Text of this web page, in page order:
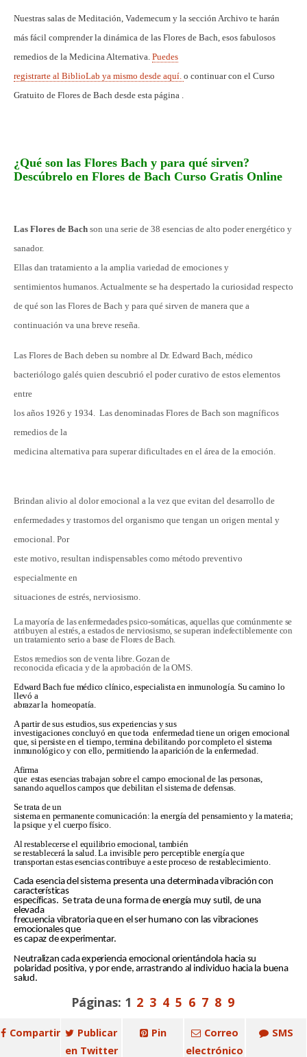
Nuestras salas de Meditación, Vademecum y la sección Archivo te harán
más fácil comprender la dinámica de las Flores de Bach, esos fabulosos
remedios de la Medicina Alternativa. Puedes
registrarte al BiblioLab ya mismo desde aquí. o continuar con el Curso
Gratuito de Flores de Bach desde esta página .
¿Qué son las Flores Bach y para qué sirven?
Descúbrelo en Flores de Bach Curso Gratis Online
Las Flores de Bach son una serie de 38 esencias de alto poder energético y
sanador.
Ellas dan tratamiento a la amplia variedad de emociones y
sentimientos humanos. Actualmente se ha despertado la curiosidad respecto
de qué son las Flores de Bach y para qué sirven de manera que a
continuación va una breve reseña.
Las Flores de Bach deben su nombre al Dr. Edward Bach, médico
bacteriólogo galés quien descubrió el poder curativo de estos elementos
entre
los años 1926 y 1934. Las denominadas Flores de Bach son magníficos
remedios de la
medicina alternativa para superar dificultades en el área de la emoción.
Brindan alivio al dolor emocional a la vez que evitan del desarrollo de
enfermedades y trastornos del organismo que tengan un origen mental y
emocional. Por
este motivo, resultan indispensables como método preventivo
especialmente en
situaciones de estrés, nerviosismo.
La mayoría de las enfermedades psico-somáticas, aquellas que comúnmente se
atribuyen al estrés, a estados de nerviosismo, se superan indefectiblemente con
un tratamiento serio a base de Flores de Bach.
Estos remedios son de venta libre. Gozan de
reconocida eficacia y de la aprobación de la OMS.
Edward Bach fue médico clínico, especialista en inmunología. Su camino lo
llevó a
abrazar la homeopatía.
A partir de sus estudios, sus experiencias y sus
investigaciones concluyó en que toda enfermedad tiene un origen emocional
que, si persiste en el tiempo, termina debilitando por completo el sistema
inmunológico y con ello, permitiendo la aparición de la enfermedad.
Afirma
que estas esencias trabajan sobre el campo emocional de las personas,
sanando aquellos campos que debilitan el sistema de defensas.
Se trata de un
sistema en permanente comunicación: la energía del pensamiento y la materia;
la psique y el cuerpo físico.
Al restablecerse el equilibrio emocional, también
se restablecerá la salud. La invisible pero perceptible energía que
transportan estas esencias contribuye a este proceso de restablecimiento.
Cada esencia del sistema presenta una determinada vibración con
características
específicas. Se trata de una forma de energía muy sutil, de una
elevada
frecuencia vibratoria que en el ser humano con las vibraciones
emocionales que
es capaz de experimentar.
Neutralizan cada experiencia emocional orientándola hacia su
polaridad positiva, y por ende, arrastrando al individuo hacia la buena
salud.
Páginas: 1 2 3 4 5 6 7 8 9
Compartir
Publicar
en Twitter
Pin
Correo
electrónico
SMS